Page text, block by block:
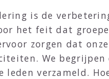
is de
het feit dat
zorgen dat
We
verzameld.